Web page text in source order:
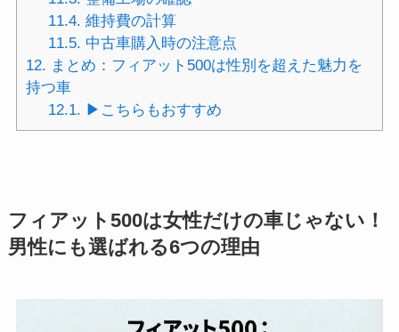
11.4. 維持費の計算
11.5. 中古車購入時の注意点
12. まとめ：フィアット500は性別を超えた魅力を
持つ車
12.1. ▶︎こちらもおすすめ
フィアット500は女性だけの車じゃない！
男性にも選ばれる6つの理由